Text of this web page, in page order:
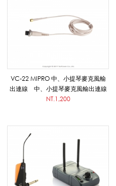
VC-22 MIPRO 中、小提琴麥克風輸
出連線 中、小提琴麥克風輸出連線
NT.1,200